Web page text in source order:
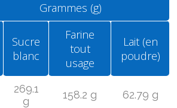
Grammes (g)
Sucre
blanc
Farine
tout
usage
Lait (en
poudre)
269.1
g
158.2 g 62.79 g